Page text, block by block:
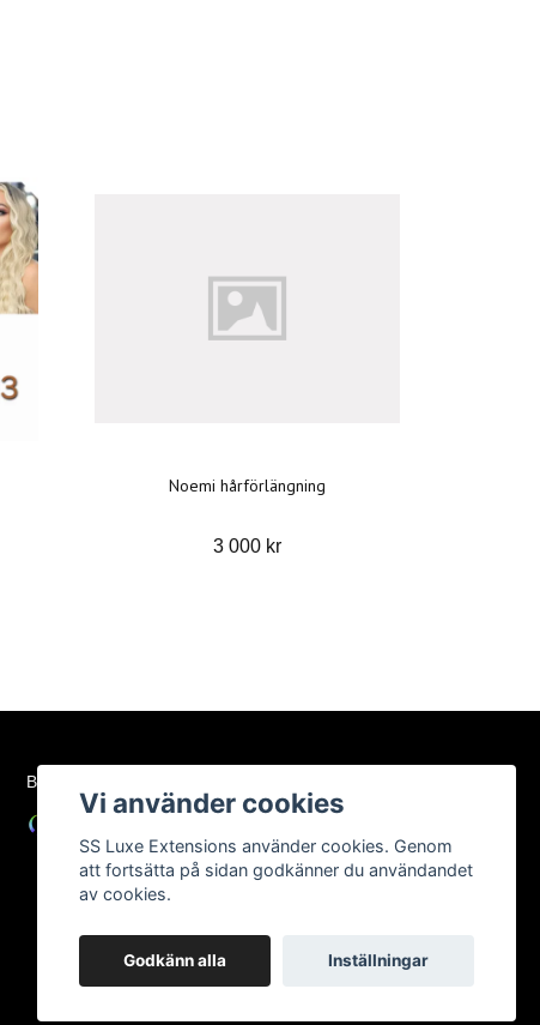
Noemi hårförlängning
3 000 kr
BETALSÄTT
Vi använder cookies
SS Luxe Extensions använder cookies. Genom
att fortsätta på sidan godkänner du användandet
av cookies.
Godkänn alla Inställningar